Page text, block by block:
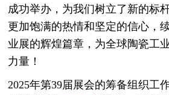
成功举办，为我们树立了新的标
更加饱满的热情和坚定的信心，
业展的辉煌篇章，为全球陶瓷工
力量！
2025年第39届展会的筹备组织工